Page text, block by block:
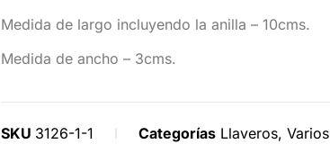
Medida de largo incluyendo la anilla – 10cms.
Medida de ancho – 3cms.
SKU 3126-1-1 Categorías Llaveros, Varios